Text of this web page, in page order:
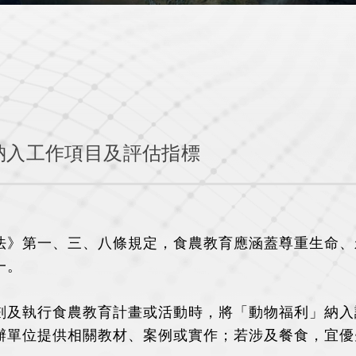
工作項目及評估指標
》第一、三、八條規定，食農教育應涵蓋尊重生命
及執行食農教育計畫或活動時，將「動物福利」納
單位提供相關教材、案例或實作；若涉及餐食，宜